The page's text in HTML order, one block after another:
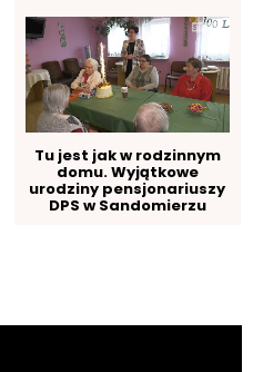
Tu jest jak w rodzinnym
domu. Wyjątkowe
urodziny pensjonariuszy
DPS w Sandomierzu